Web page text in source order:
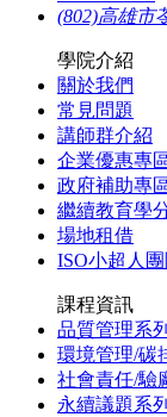
(802)高雄市
學院介紹
關於我們
常見問題
講師群介紹
企業優惠專
政府補助專
繼續教育學
場地租借
ISO小超人
課程資訊
品質管理系列
環境管理/碳
社會責任/驗
永續議題系列